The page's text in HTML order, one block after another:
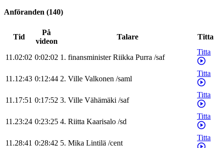
Anföranden (140)
Tid
På
videon
Talare Titta
11.02:02 0:02:02 1. finansminister Riikka Purra /saf
Titta
11.12:43 0:12:44 2. Ville Valkonen /saml
Titta
11.17:51 0:17:52 3. Ville Vähämäki /saf
Titta
11.23:24 0:23:25 4. Riitta Kaarisalo /sd
Titta
11.28:41 0:28:42 5. Mika Lintilä /cent
Titta